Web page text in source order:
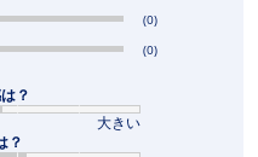
(0)
(0)
？
大きい
？